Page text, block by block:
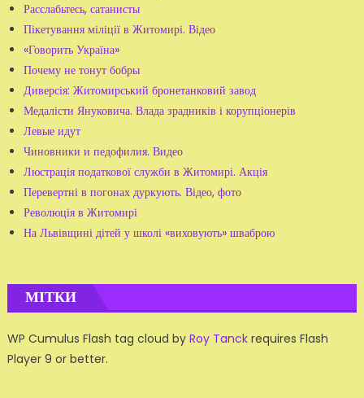
Расслабьтесь, сатанисты
Пікетування міліції в Житомирі. Відео
«Говорить Україна»
Почему не тонут бобры
Диверсія: Житомирський бронетанковий завод
Медалісти Януковича. Влада зрадників і корупціонерів
Левые идут
Чиновники и педофилия. Видео
Люстрація податкової служби в Житомирі. Акція
Перевертні в погонах дуркують. Відео, фото
Революція в Житомирі
На Львівщині дітей у школі «виховують» шваброю
МІТКИ
WP Cumulus Flash tag cloud by Roy Tanckrequires Flash
Player 9 or better.